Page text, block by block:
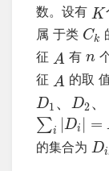
数。设有 K
属 于类 Ck
征 A 有 n
征 A 的取
D1 、 D2 、
∑i | Di | =
的集合为 Di